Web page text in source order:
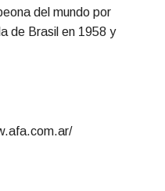
del mundo por
de Brasil en 1958 y